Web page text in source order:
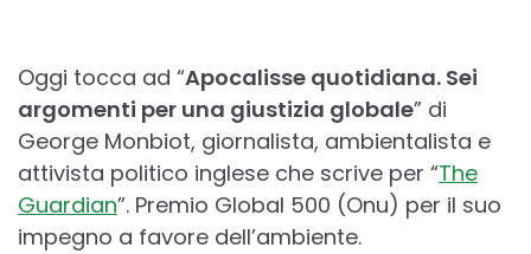
Oggi tocca ad “Apocalisse quotidiana. Sei
argomenti per una giustizia globale” di
George Monbiot, giornalista, ambientalista e
attivista politico inglese che scrive per “The
Guardian”. Premio Global 500 (Onu) per il suo
impegno a favore dell’ambiente.